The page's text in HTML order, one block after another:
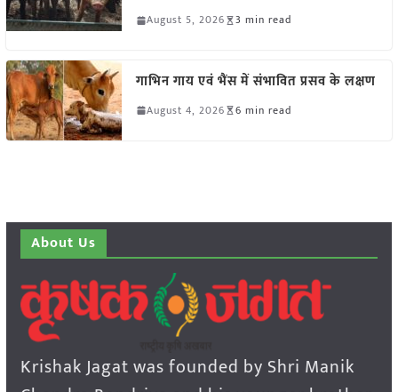
August 5, 2026 3 min read
गाभिन गाय एवं भैंस में संभावित प्रसव के लक्षण
August 4, 2026 6 min read
About Us
Krishak Jagat was founded by Shri Manik